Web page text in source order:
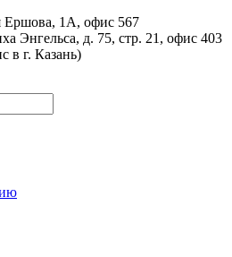
Ершова, 1А, офис 567
Энгельса, д. 75, стр. 21, офис 403
в г. Казань)